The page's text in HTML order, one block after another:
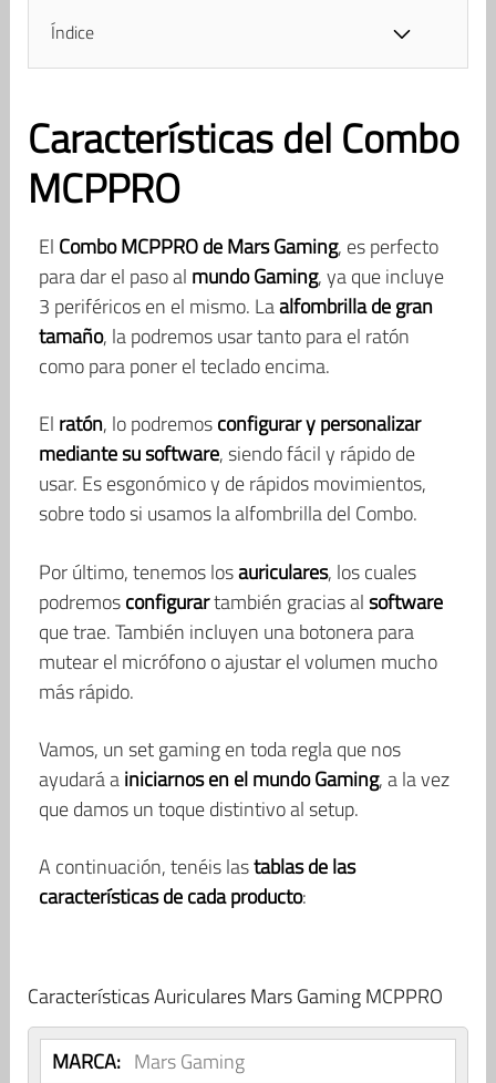
Índice
Características del Combo
MCPPRO
El Combo MCPPRO de Mars Gaming, es perfecto
para dar el paso al mundo Gaming, ya que incluye
3 periféricos en el mismo. Laalfombrilla de gran
tamaño, la podremos usar tanto para el ratón
como para poner el teclado encima.
El ratón, lo podremosconfigurar y personalizar
mediante su software, siendo fácil y rápido de
usar. Es esgonómico y de rápidos movimientos,
sobre todo si usamos la alfombrilla del Combo.
Por último, tenemos losauriculares, los cuales
podremosconfigurartambién gracias alsoftware
que trae. También incluyen una botonera para
mutear el micrófono o ajustar el volumen mucho
más rápido.
Vamos, un set gaming en toda regla que nos
ayudará ainiciarnos en el mundo Gaming, a la vez
que damos un toque distintivo al setup.
A continuación, tenéis lastablas de las
características de cada producto:
Características Auriculares Mars Gaming MCPPRO
MARCA: Mars Gaming